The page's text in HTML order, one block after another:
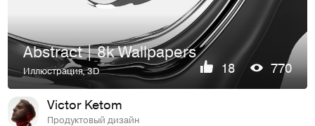
Abstract | 8k Wallpapers
Иллюстрация,3D 18 770
Victor Ketom
Продуктовый дизайн